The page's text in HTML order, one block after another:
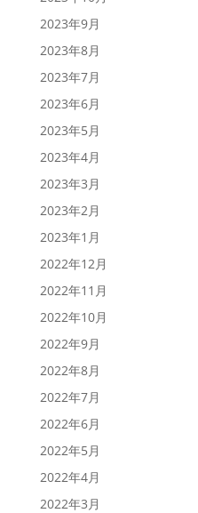
2023年9月
2023年8月
2023年7月
2023年6月
2023年5月
2023年4月
2023年3月
2023年2月
2023年1月
2022年12月
2022年11月
2022年10月
2022年9月
2022年8月
2022年7月
2022年6月
2022年5月
2022年4月
2022年3月